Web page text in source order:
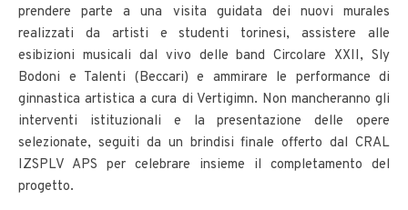
prendere parte a una visita guidata dei nuovi murales
realizzati da artisti e studenti torinesi, assistere alle
esibizioni musicali dal vivo delle band Circolare XXII, Sly
Bodoni e Talenti (Beccari) e ammirare le performance di
ginnastica artistica a cura di Vertigimn. Non mancheranno gli
interventi istituzionali e la presentazione delle opere
selezionate, seguiti da un brindisi finale offerto dal CRAL
IZSPLV APS per celebrare insieme il completamento del
progetto.